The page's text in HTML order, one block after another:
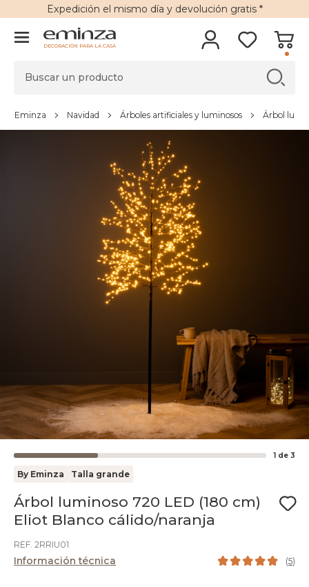
Expedición el mismo día y devolución gratis*
DECORACIÓN PARA LA CASA
Eminza Navidad Árboles artificiales y luminosos Árbol
1 de 3
By Eminza Talla grande
Árbol luminoso 720 LED (180 cm)
Eliot Blanco cálido/naranja
REF. 2RRIU01
Información técnica (5)